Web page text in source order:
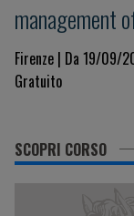
management
Firenze | Da 19/09/
Gratuito
SCOPRI CORSO